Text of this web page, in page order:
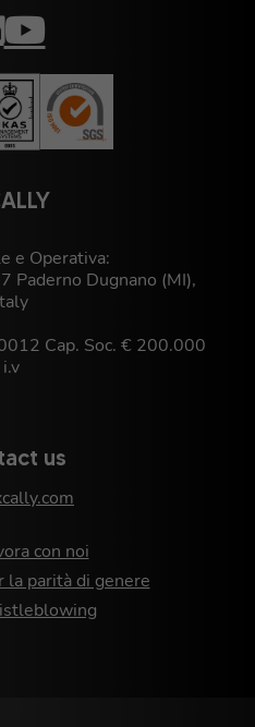
e Operativa:
Paderno Dugnano (MI),
Cap. Soc. € 200.000
i.v
us
con noi
la parità di genere